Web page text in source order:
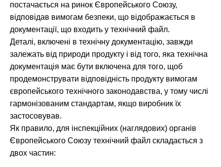
постачається на ринок Європейського Союзу,
відповідав вимогам безпеки, що відображається в
документації, що входить у технічний файл.
Деталі, включені в технічну документацію, завжди
залежать від природи продукту і від того, яка технічна
документація має бути включена для того, щоб
продемонструвати відповідність продукту вимогам
європейського технічного законодавства, у тому числі
гармонізованим стандартам, якщо виробник їх
застосовував.
Як правило, для інспекційних (наглядових) органів
Європейського Союзу технічний файл складається з
двох частин: